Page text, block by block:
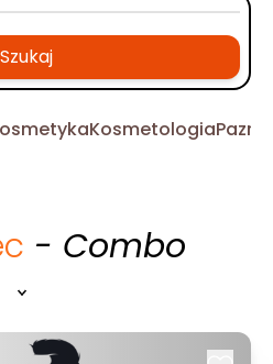
Szukaj
Kosmetologia
- Combo